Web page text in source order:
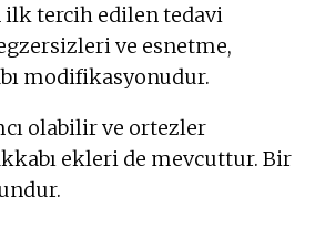
tercih edilen tedavi
ve esnetme,
modifikasyonudur.
olabilir ve ortezler
ekleri de mevcuttur. Bir